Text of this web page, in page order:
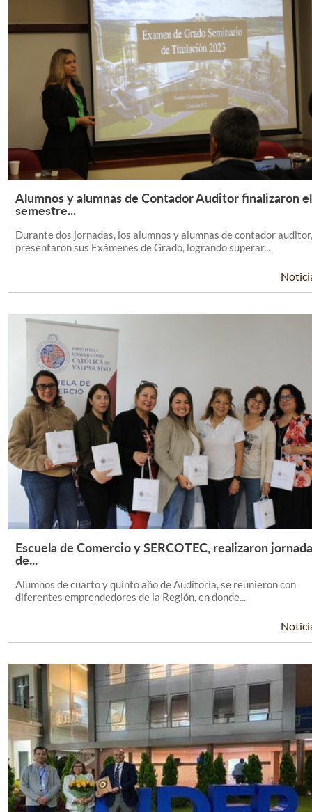
Leer Más +
Alumnos y alumnas de Contador Auditor finalizaron el
semestre...
Durante dos jornadas, los alumnos y alumnas de contador auditor,
presentaron sus Exámenes de Grado, logrando superar...
Leer Más +
Escuela de Comercio y SERCOTEC, realizaron jornada
de...
Alumnos de cuarto y quinto año de Auditoría, se reunieron con
diferentes emprendedores de la Región, en donde...